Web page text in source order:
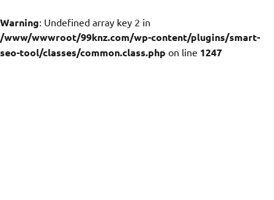
Warning: Undefined array key 2 in
/www/wwwroot/99knz.com/wp-content/plugins/smart-
seo-tool/classes/common.class.php on line 1247